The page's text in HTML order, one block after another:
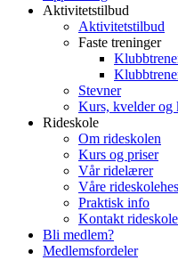
Aktivitetstilbud
Aktivitetstilbud
Faste treninger
Stevner
Kurs, kvelder og
Rideskole
Om rideskolen
Kurs og priser
Vår ridelærer
Våre
Praktisk info
Kontakt
Bli medlem?
Medlemsfordeler